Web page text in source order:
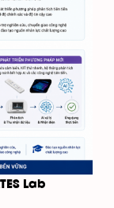
Lab